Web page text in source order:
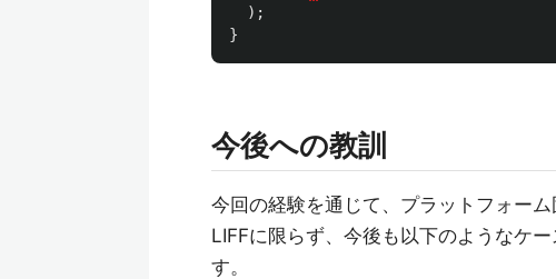
);
}
今後への教訓
今回の経験を通じて、プラットフォー
LIFFに限らず、今後も以下のようなケ
す。